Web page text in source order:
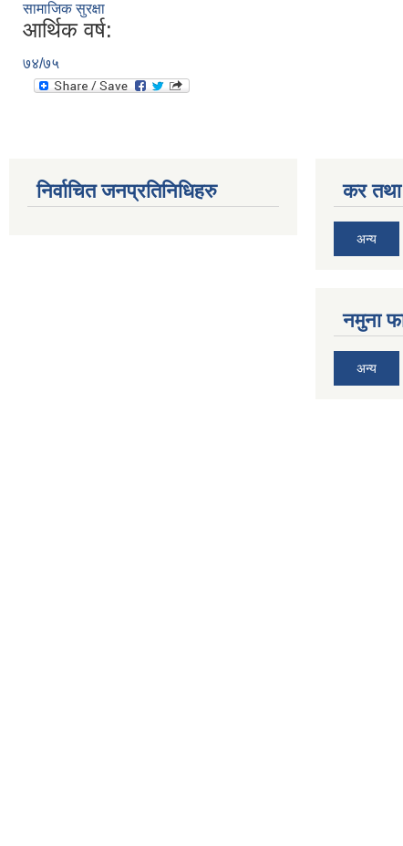
सामाजिक सुरक्षा
आर्थिक वर्ष:
७४/७५
निर्वाचित जनप्रतिनिधिहरु कर
अन्य
नमुना
अन्य